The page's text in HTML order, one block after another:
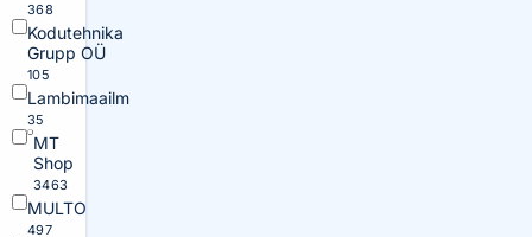
368
Kodutehnika
Grupp OÜ
105
Lambimaailm
35
MT
Shop
3463
MULTO
497